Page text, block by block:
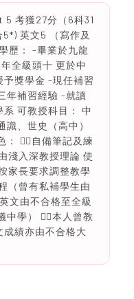
5 考獲27分（6科31
英文5 （寫作及
歷： -畢業於九龍
全級頭十 更於中
予獎學金 -現任補習
年補習經驗 -就讀
可教授科目： 中
、世史（高中）
👉🏻自備筆記及練
淺入深教授理論 使
家長要求調整教學
（曾有私補學生由
文由不合格至全級
學） 👉🏻本人曾教
績亦由不合格大